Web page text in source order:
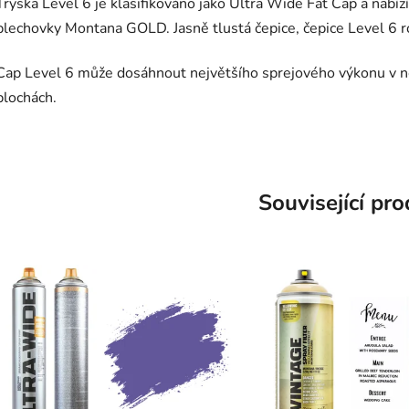
Montana GOLD. Jasně tlustá čepice, čepice Level
Level 6 může dosáhnout největšího sprejového výkonu v
Související